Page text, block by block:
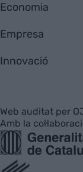
Economia
Empresa
Innovació
Web auditat per
Amb la